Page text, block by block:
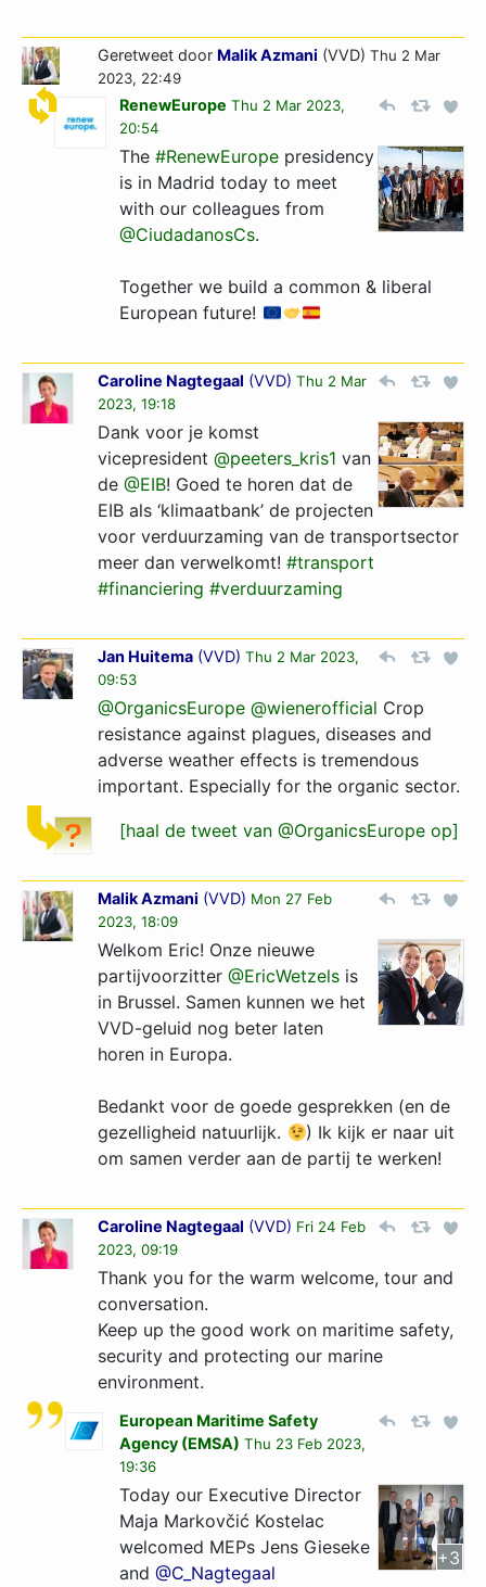
Geretweet door Malik Azmani (VVD) Thu 2 Mar
2023, 22:49
RenewEurope Thu 2 Mar 2023,
20:54
The #RenewEurope presidency
is in Madrid today to meet
with our colleagues from
@CiudadanosCs.
Together we build a common & liberal
European future!
Caroline Nagtegaal (VVD) Thu 2 Mar
2023, 19:18
Dank voor je komst
vicepresident @peeters_kris1 van
de @EIB! Goed te horen dat de
EIB als ‘klimaatbank’ de projecten
voor verduurzaming van de transportsector
meer dan verwelkomt! #transport
#financiering #verduurzaming
Jan Huitema (VVD) Thu 2 Mar 2023,
09:53
@OrganicsEurope @wienerofficial Crop
resistance against plagues, diseases and
adverse weather effects is tremendous
important. Especially for the organic sector.
[haal de tweet van @OrganicsEurope op]
Malik Azmani (VVD) Mon 27 Feb
2023, 18:09
Welkom Eric! Onze nieuwe
partijvoorzitter @EricWetzels is
in Brussel. Samen kunnen we het
VVD-geluid nog beter laten
horen in Europa.
Bedankt voor de goede gesprekken (en de
gezelligheid natuurlijk.
) Ik kijk er naar uit
om samen verder aan de partij te werken!
Caroline Nagtegaal (VVD) Fri 24 Feb
2023, 09:19
Thank you for the warm welcome, tour and
conversation.
Keep up the good work on maritime safety,
security and protecting our marine
environment.
European Maritime Safety
Agency (EMSA) Thu 23 Feb 2023,
19:36
+3
Today our Executive Director
Maja Markovčić Kostelac
welcomed MEPs Jens Gieseke
and @C_Nagtegaal